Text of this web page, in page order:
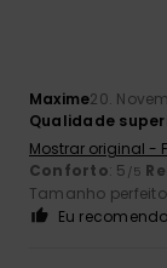
Maxime20.
Qualidade
Mostrar original -
Conforto: 5 /5
Tamanho perfeito
Eu